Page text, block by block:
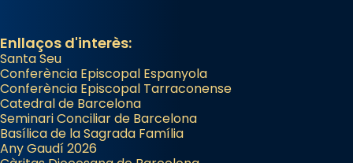
Enllaços d'interès:
Santa Seu
Conferència Episcopal Espanyola
Conferència Episcopal Tarraconense
Catedral de Barcelona
Seminari Conciliar de Barcelona
Basílica de la Sagrada Família
Any Gaudí 2026